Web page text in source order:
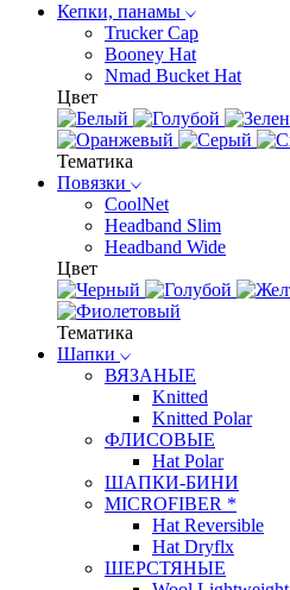
Кепки, панамы
Trucker Cap
Booney Hat
Nmad Bucket Hat
Цвет
Тематика
Повязки
CoolNet
Headband Slim
Headband Wide
Цвет
Тематика
Шапки
ВЯЗАНЫЕ
Knitted
Knitted Polar
ФЛИСОВЫЕ
Hat Polar
ШАПКИ-БИНИ
MICROFIBER *
Hat Reversible
Hat Dryflx
ШЕРСТЯНЫЕ